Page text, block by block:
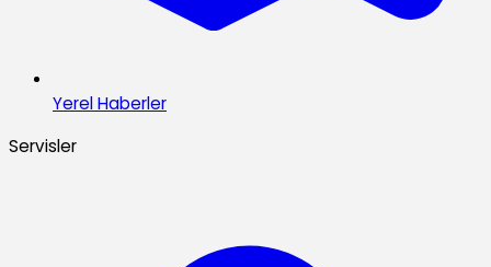
Yerel Haberler
Servisler